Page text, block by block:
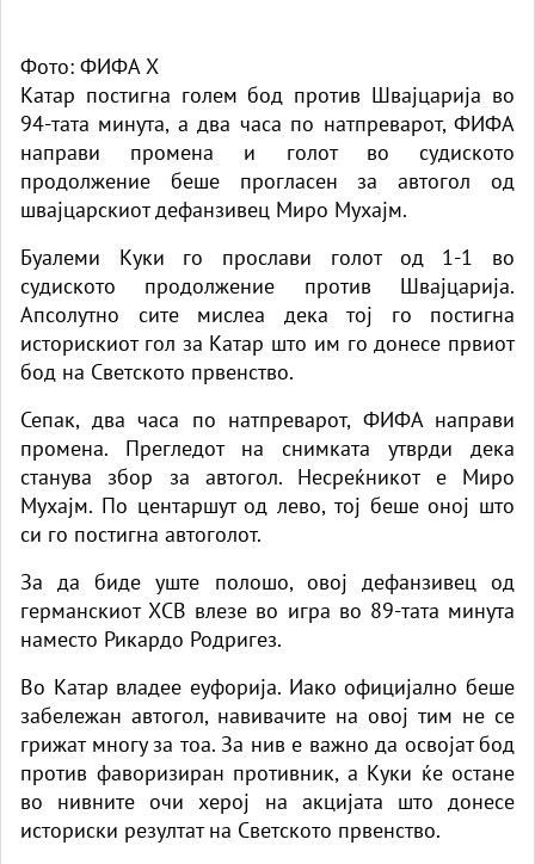
Фото: ФИФА Х
Катар постигна голем бод против Швајцарија во
94-тата минута, а два часа по натпреварот, ФИФА
направи промена и голот во судиското
продолжение беше прогласен за автогол од
швајцарскиот дефанзивец Миро Мухајм.
Буалеми Куки го прослави голот од 1-1 во
судиското продолжение против Швајцарија.
Апсолутно сите мислеа дека тој го постигна
историскиот гол за Катар што им го донесе првиот
бод на Светското првенство.
Сепак, два часа по натпреварот, ФИФА направи
промена. Прегледот на снимката утврди дека
станува збор за автогол. Несреќникот е Миро
Мухајм. По центаршут од лево, тој беше оној што
си го постигна автоголот.
За да биде уште полошо, овој дефанзивец од
германскиот ХСВ влезе во игра во 89-тата минута
наместо Рикардо Родригез.
Во Катар владее еуфорија. Иако официјално беше
забележан автогол, навивачите на овој тим не се
грижат многу за тоа. За нив е важно да освојат бод
против фаворизиран противник, а Куки ќе остане
во нивните очи херој на акцијата што донесе
историски резултат на Светското првенство.